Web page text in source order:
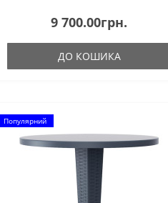
9 700.00грн.
ДО КОШИКА
Популярний